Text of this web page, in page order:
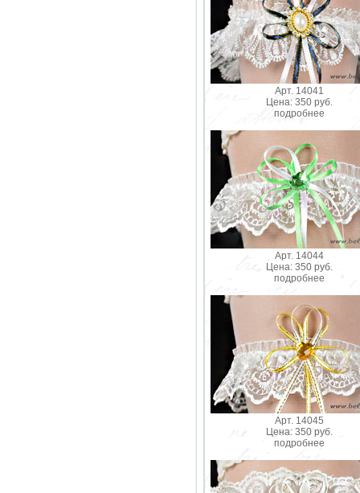
Арт. 14041
Цена: 350 руб.
подробнее
Арт. 14044
Цена: 350 руб.
подробнее
Арт. 14045
Цена: 350 руб.
подробнее